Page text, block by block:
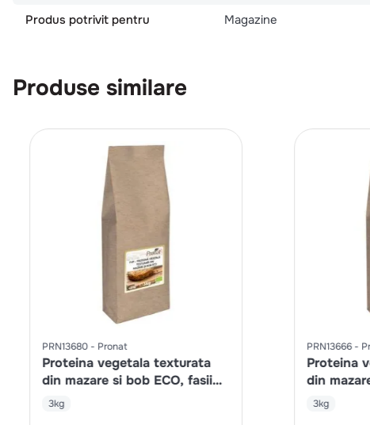
Produs potrivit pentru
Magazine
Produse similare
PRN13680 Pronat
Proteina vegetala texturata
din mazare si bob ECO, fasii
fine
3kg
PRN13666
Proteina
din
mari
3kg